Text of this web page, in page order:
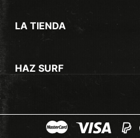
LA TIENDA
HAZ SURF